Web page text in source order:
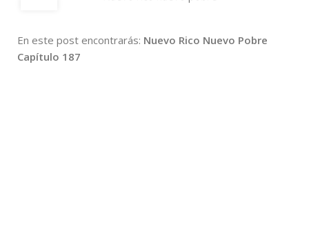
En este post encontrarás: Nuevo Rico Nuevo Pobre
Capítulo 187